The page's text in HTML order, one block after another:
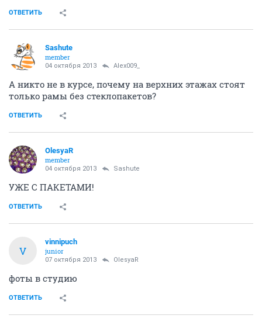
ОТВЕТИТЬ
Sashute
member
04 октября 2013 Alex009_
А никто не в курсе, почему на верхних этажах стоят
только рамы без стеклопакетов?
ОТВЕТИТЬ
OlesyaR
member
04 октября 2013 Sashute
УЖЕ C ПАКЕТАМИ!
ОТВЕТИТЬ
V
vinnipuch
junior
07 октября 2013 OlesyaR
фоты в студию
ОТВЕТИТЬ